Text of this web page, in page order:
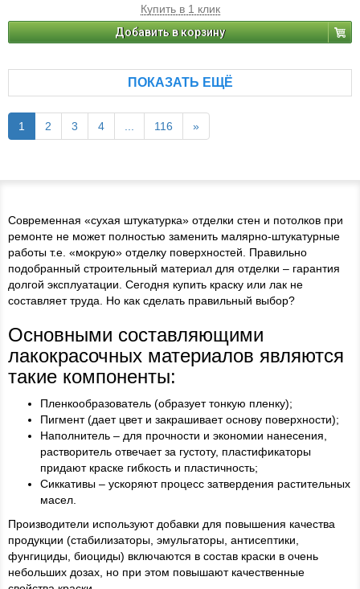
Купить в 1 клик
Добавить в корзину
ПОКАЗАТЬ ЕЩЁ
1 2 3 4 ... 116 »
Современная «сухая штукатурка» отделки стен и потолков при
ремонте не может полностью заменить малярно-штукатурные
работы т.е. «мокрую» отделку поверхностей. Правильно
подобранный строительный материал для отделки – гарантия
долгой эксплуатации. Сегодня купить краску или лак не
составляет труда. Но как сделать правильный выбор?
Основными составляющими
лакокрасочных материалов являются
такие компоненты:
Пленкообразователь (образует тонкую пленку);
Пигмент (дает цвет и закрашивает основу поверхности);
Наполнитель – для прочности и экономии нанесения,
растворитель отвечает за густоту, пластификаторы
придают краске гибкость и пластичность;
Сиккативы – ускоряют процесс затвердения растительных
масел.
Производители используют добавки для повышения качества
продукции (стабилизаторы, эмульгаторы, антисептики,
фунгициды, биоциды) включаются в состав краски в очень
небольших дозах, но при этом повышают качественные